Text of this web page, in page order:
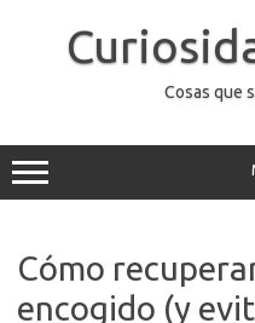
contenido
Cosas que
Cómo
encogido (y